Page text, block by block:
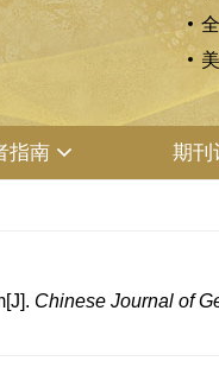
指南 期刊
Chinese Journal of